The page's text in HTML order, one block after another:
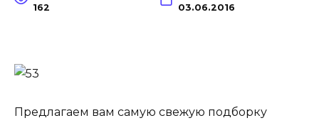
162 03.06.2016
Предлагаем вам самую свежую подборку